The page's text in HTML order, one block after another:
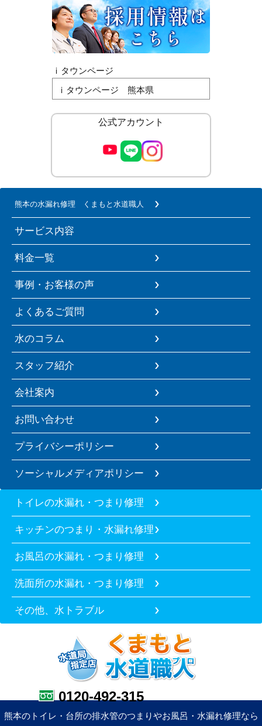
ｉタウンページ
ｉタウンページ 熊本県
公式アカウント
熊本の水漏れ修理 くまもと水道職人
サービス内容
料金一覧
事例・お客様の声
よくあるご質問
水のコラム
スタッフ紹介
会社案内
お問い合わせ
プライバシーポリシー
ソーシャルメディアポリシー
トイレの水漏れ・つまり修理
キッチンのつまり・水漏れ修理
お風呂の水漏れ・つまり修理
洗面所の水漏れ・つまり修理
その他、水トラブル
0120-492-315
熊本のトイレ・台所の排水管のつまりやお風呂・水漏れ修理なら